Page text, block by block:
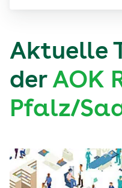
Aktuelle
der AOK
Pfalz/